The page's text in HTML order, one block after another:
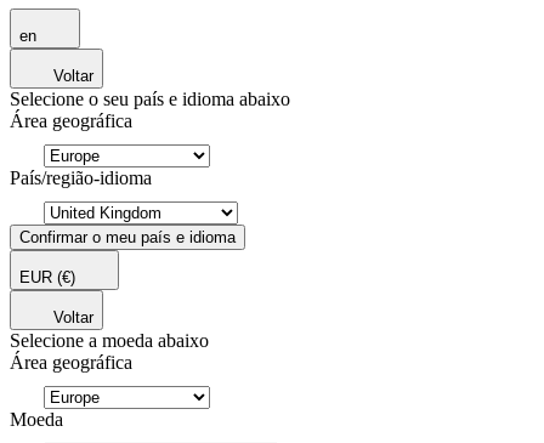
en
Voltar
Selecione o seu país e idioma abaixo
Área geográfica
País/região-idioma
Confirmar o meu país e idioma
EUR (€)
Voltar
Selecione a moeda abaixo
Área geográfica
Moeda